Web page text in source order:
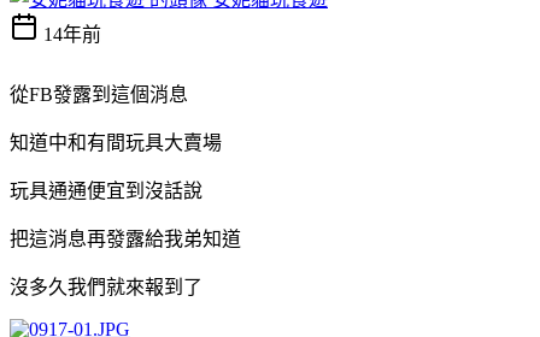
14年前
從FB發露到這個消息
知道中和有間玩具大賣場
玩具通通便宜到沒話說
把這消息再發露給我弟知道
沒多久我們就來報到了